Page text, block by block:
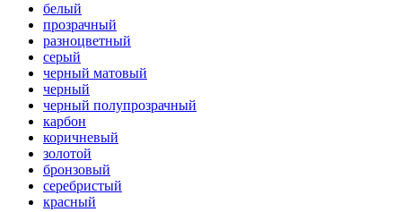
белый
прозрачный
разноцветный
серый
черный матовый
черный
черный полупрозрачный
карбон
коричневый
золотой
бронзовый
серебристый
красный